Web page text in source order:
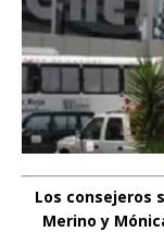
Los consejeros
Merino y